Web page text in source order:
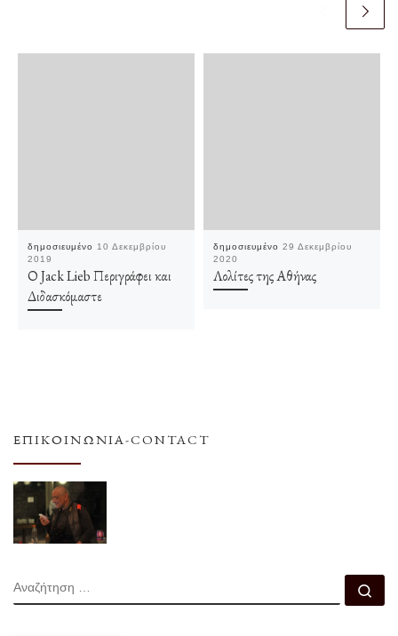
δημοσιευμένο 10 Δεκεμβρίου
2019
Ο Jack Lieb Περιγράφει και
Διδασκόμαστε
δημοσιευμένο29 Δεκεμβρίου
2020
Λολίτες της Αθήνας
ΕΠΙΚΟΙΝΩΝΊΑ-CONTACT
ΑΝΑΖΉΤΗΣΗ